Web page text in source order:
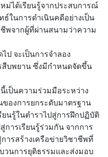
ม่ได้เรียนรู้จากประสบการณ์
ธ์ในการดำเนินคดีอย่างเป็น
พจากผู้ที่ผ่านสนามว่าความ
ป จะเป็นการจำลอง
สืบพยาน ซึ่งมีกำหนดจัดขึ้น
เป็นความร่วมมือระหว่าง
ของการยกระดับมาตรฐาน
นรู้ในตำราไปสู่การฝึกปฏิบัติ
การเรียนรู้ร่วมกัน จากการ
ารสร้างเครือข่ายวิชาชีพที่
วนการยุติธรรมและส่งมอบ